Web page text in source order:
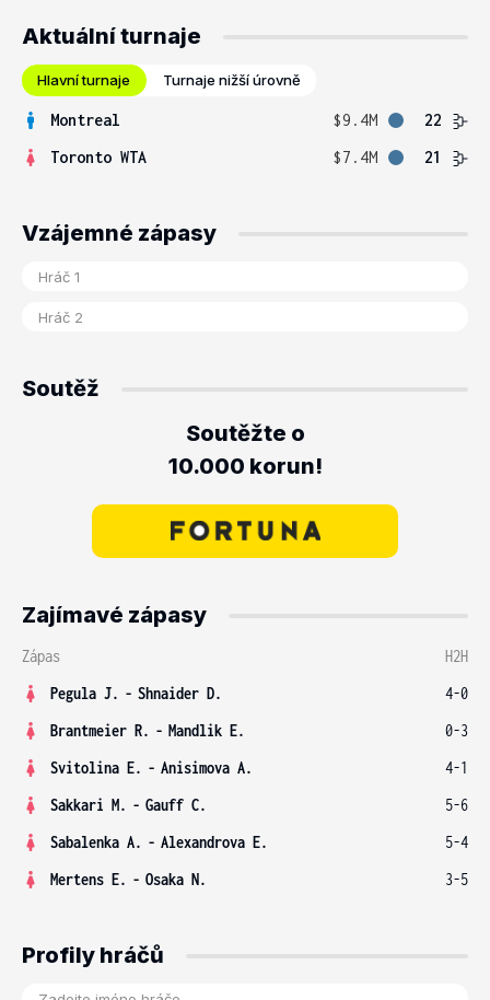
Aktuální turnaje
Hlavní turnaje Turnaje nižší úrovně
Montreal $9.4M
22
Toronto WTA
$7.4M 21
Vzájemné zápasy
Soutěž
Soutěžte o
10.000 korun!
Zajímavé zápasy
Zápas
H2H
Pegula J. - Shnaider D.
4-0
Brantmeier R. - Mandlik E.
0-3
Svitolina E. - Anisimova A.
4-1
Sakkari M. - Gauff C.
5-6
Sabalenka A. - Alexandrova E.
5-4
Mertens E. - Osaka N. 3-5
Profily hráčů